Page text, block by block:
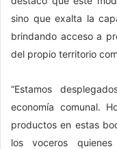
sino que exalta la
brindando acceso a
del propio territorio
“Estamos
economía comunal.
productos en estas
los voceros